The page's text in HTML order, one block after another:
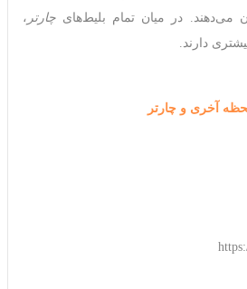
می‌دهند. در میان تمام بلیط‌های چارتر ،
دارند.
آخری و چارتر